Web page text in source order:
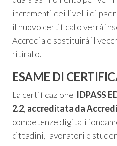
incrementi dei livelli di
il nuovo certificato verrà
Accredia e sostituirà il
ritirato.
ESAME DI
La certificazione IDPASS
2.2, accreditata da
competenze digitali
cittadini, lavoratori e